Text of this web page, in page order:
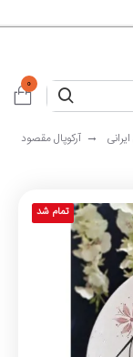
0
آرکوپال مقصود
تمام شد